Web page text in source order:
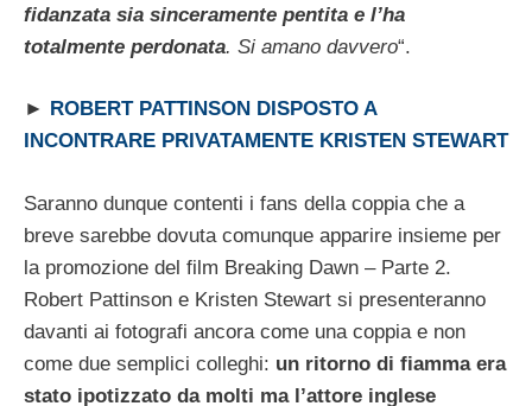
fidanzata sia sinceramente pentita e l’ha
totalmente perdonata. Si amano davvero“.
►
ROBERT PATTINSON DISPOSTO A
INCONTRARE PRIVATAMENTE KRISTEN STEWART
Saranno dunque contenti i fans della coppia che a
breve sarebbe dovuta comunque apparire insieme per
la promozione del film Breaking Dawn – Parte 2.
Robert Pattinson e Kristen Stewart si presenteranno
davanti ai fotografi ancora come una coppia e non
come due semplici colleghi: un ritorno di fiamma era
stato ipotizzato da molti ma l’attore inglese